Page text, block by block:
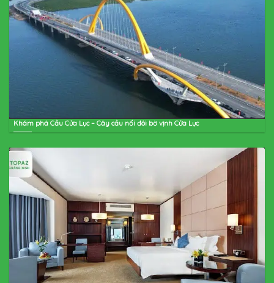
Khám phá Cầu Cửa Lục – Cây cầu nối đôi bờ vịnh Cửa Lục